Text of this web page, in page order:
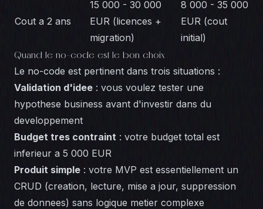
Cout a 2 ans
15 000 - 30 000
EUR (licences +
migration)
8 000 - 35 000
EUR (cout
initial)
Quand le no-code est le bon choix
Le no-code est pertinent dans trois situations :
Validation d'idee : vous voulez tester une
hypothese business avant d'investir dans du
developpement
Budget tres contraint : votre budget total est
inferieur a 5 000 EUR
Produit simple : votre MVP est essentiellement un
CRUD (creation, lecture, mise a jour, suppression
de donnees) sans logique metier complexe